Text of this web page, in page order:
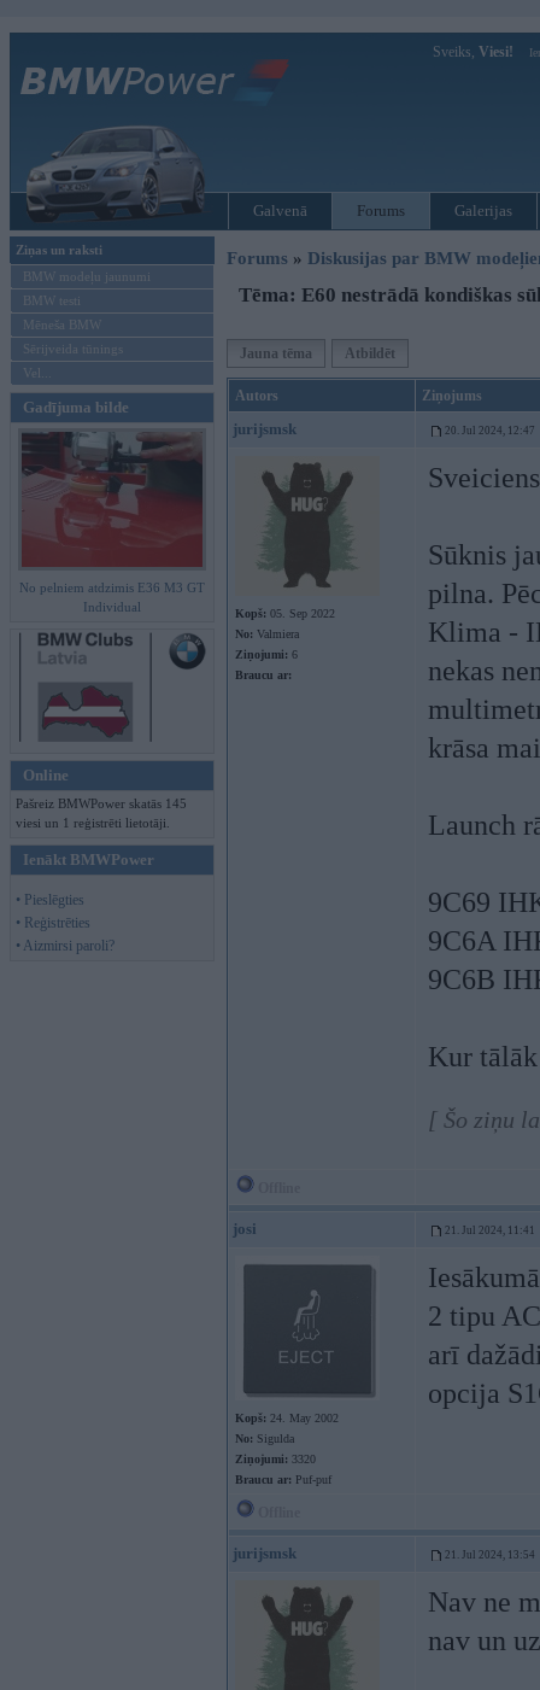
Sveiks, Viesi!
Galvenā Forums Galerijas
Ziņas un raksti
BMW modeļu jaunumi
BMW testi
Mēneša BMW
Sērijveida tūnings
Vel...
Gadījuma bilde
No pelniem atdzimis E36 M3 GT
Individual
Online
Pašreiz BMWPower skatās 145
viesi un 1 reģistrēti lietotāji.
Ienākt BMWPower
• Pieslēgties
• Reģistrēties
• Aizmirsi paroli?
Forums » Diskusijas par BMW
Tēma: E60 nestrādā kondiškas
Jauna tēma Atbildēt
Autors Ziņojums
jurijsmsk 20. Jul 2024, 12:47
Kopš: 05. Sep 2022
No: Valmiera
Ziņojumi: 6
Braucu ar:
Sūknis
pilna.
Klima -
nekas
krāsa
Launch
9C69
9C6A
9C6B
Kur
[ Šo ziņu
josi 21. Jul 2024, 11:41
Kopš: 24. May 2002
No: Sigulda
Ziņojumi: 3320
Braucu ar: Puf-puf
2 tipu
arī
opcija
jurijsmsk 21. Jul 2024, 13:54
Nav ne
nav un